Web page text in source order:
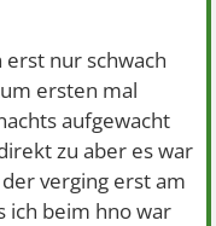
nur schwach
ersten mal
aufgewacht
zu aber es war
verging erst am
ich beim hno war